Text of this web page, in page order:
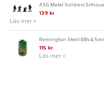
ASG Metal Soldiers
139 kr
Läs mer »
Remington Steel BBs
115 kr
Läs mer »